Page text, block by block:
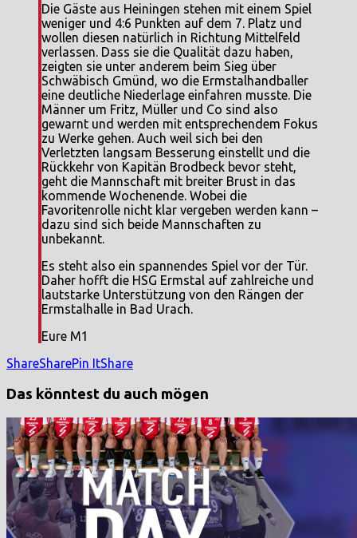
Die Gäste aus Heiningen stehen mit einem Spiel
weniger und 4:6 Punkten auf dem 7. Platz und
wollen diesen natürlich in Richtung Mittelfeld
verlassen. Dass sie die Qualität dazu haben,
zeigten sie unter anderem beim Sieg über
Schwäbisch Gmünd, wo die Ermstalhandballer
eine deutliche Niederlage einfahren musste. Die
Männer um Fritz, Müller und Co sind also
gewarnt und werden mit entsprechendem Fokus
zu Werke gehen. Auch weil sich bei den
Verletzten langsam Besserung einstellt und die
Rückkehr von Kapitän Brodbeck bevor steht,
geht die Mannschaft mit breiter Brust in das
kommende Wochenende. Wobei die
Favoritenrolle nicht klar vergeben werden kann –
dazu sind sich beide Mannschaften zu
unbekannt.
Es steht also ein spannendes Spiel vor der Tür.
Daher hofft die HSG Ermstal auf zahlreiche und
lautstarke Unterstützung von den Rängen der
Ermstalhalle in Bad Urach.
Eure M1
ShareSharePin ItShare
Das könntest du auch mögen